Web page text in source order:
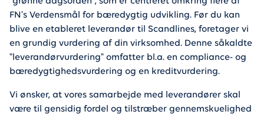
FN's Verdensmål for bæredygtig udvikling. Før du kan
blive en etableret leverandør til Scandlines, foretager vi
en grundig vurdering af din virksomhed. Denne såkaldte
"leverandørvurdering" omfatter bl.a. en compliance- og
bæredygtighedsvurdering og en kreditvurdering.
Vi ønsker, at vores samarbejde med leverandører skal
være til gensidig fordel og tilstræber gennemskuelighed